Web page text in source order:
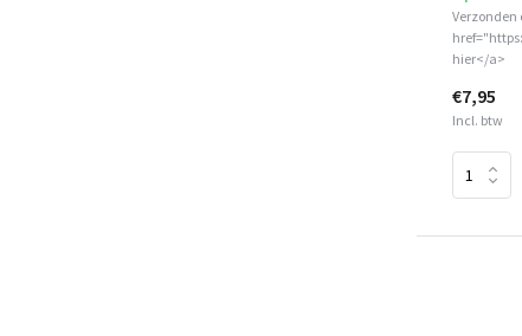
Verzonden
hier</a>
€7,95
Incl. btw